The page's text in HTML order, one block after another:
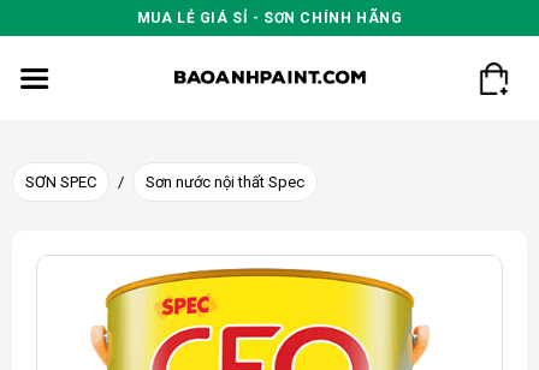
to
content
MUA LẺ GIÁ SỈ - SƠN CHÍNH HÃNG
SƠN SPEC / Sơn nước nội thất Spec